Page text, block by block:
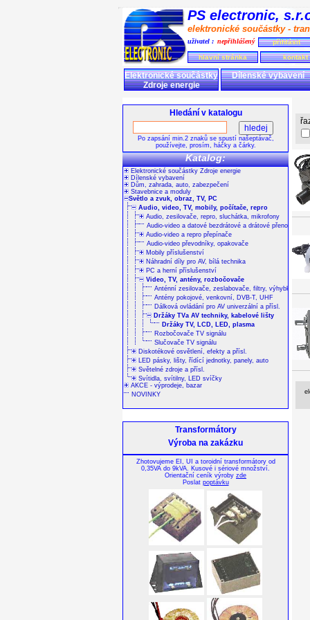
PS electronic,
elektronické součástky -
uživatel : nepřihlášený přihlásit
hlavní stránka kontakt
Elektronické součástky
Zdroje energie
Dílenské vybavení
Hledání v katalogu
Po zapsání min.2 znaků se spustí našeptávač,
používejte, prosím, háčky a čárky.
Katalog:
Elektronické součástky Zdroje energie
Dílenské vybavení
Dům, zahrada, auto, zabezpečení
Stavebnice a moduly
Světlo a zvuk, obraz, TV, PC
Audio, video, TV, mobily, počítače, repro
Audio, zesilovače, repro, sluchátka, mikrofony
Audio-video a datové bezdrátové a drátové přenosy
Audio-video a repro přepínače
Audio-video převodníky, opakovače
Mobily příslušenství
Náhradní díly pro AV, bílá technika
PC a herní příslušenství
Video, TV, antény, rozbočovače
Anténní zesilovače, zeslabovače, filtry, výhybky
Antény pokojové, venkovní, DVB-T, UHF
Dálková ovládání pro AV univerzální a přísl.
Držáky TVa AV techniky, kabelové lišty
Držáky TV, LCD, LED, plasma
Rozbočovače TV signálu
Slučovače TV signálu
Diskotékové osvětlení, efekty a přísl.
LED pásky, lišty, řídící jednotky, panely, auto
Světelné zdroje a přísl.
Svítidla, svítilny, LED svíčky
AKCE - výprodeje, bazar
NOVINKY
Transformátory
Výroba na zakázku
Zhotovujeme EI, UI a toroidní transformátory od
0,35VA do 9kVA. Kusové i sériové množství.
Orientační ceník výroby zde
Poslat poptávku